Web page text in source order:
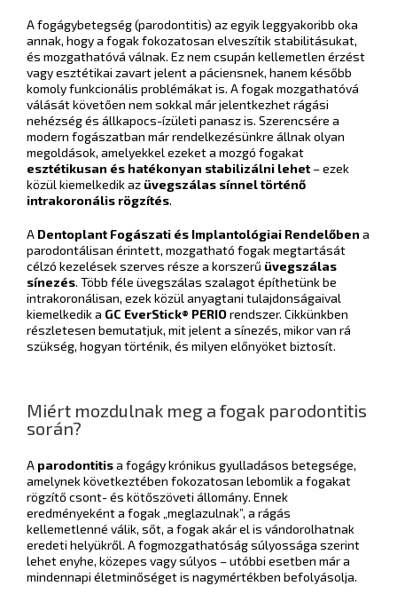
A fogágybetegség (parodontitis) az egyik leggyakoribb oka
annak, hogy a fogak fokozatosan elveszítik stabilitásukat,
és mozgathatóvá válnak. Ez nem csupán kellemetlen érzést
vagy esztétikai zavart jelent a páciensnek, hanem később
komoly funkcionális problémákat is. A fogak mozgathatóvá
válását követően nem sokkal már jelentkezhet rágási
nehézség és állkapocs-ízületi panasz is. Szerencsére a
modern fogászatban már rendelkezésünkre állnak olyan
megoldások, amelyekkel ezeket a mozgó fogakat
esztétikusan és hatékonyan stabilizálni lehet – ezek
közül kiemelkedik az üvegszálas sínnel történő
intrakoronális rögzítés.
A Dentoplant Fogászati és Implantológiai Rendelőben a
parodontálisan érintett, mozgatható fogak megtartását
célzó kezelések szerves része a korszerű üvegszálas
sínezés. Több féle üvegszálas szalagot építhetünk be
intrakoronálisan, ezek közül anyagtani tulajdonságaival
kiemelkedik a GC EverStick® PERIOrendszer. Cikkünkben
részletesen bemutatjuk, mit jelent a sínezés, mikor van rá
szükség, hogyan történik, és milyen előnyöket biztosít.
Miért mozdulnak meg a fogak parodontitis
során?
A parodontitisa fogágy krónikus gyulladásos betegsége,
amelynek következtében fokozatosan lebomlik a fogakat
rögzítő csont- és kötőszöveti állomány. Ennek
eredményeként a fogak „meglazulnak”, a rágás
kellemetlenné válik, sőt, a fogak akár el is vándorolhatnak
eredeti helyükről. A fogmozgathatóság súlyossága szerint
lehet enyhe, közepes vagy súlyos – utóbbi esetben már a
mindennapi életminőséget is nagymértékben befolyásolja.